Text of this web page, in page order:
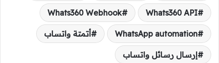
Whats360 API
Whats360 Webhook
WhatsApp automation أتمتة واتساب
إرسال رسائل واتساب